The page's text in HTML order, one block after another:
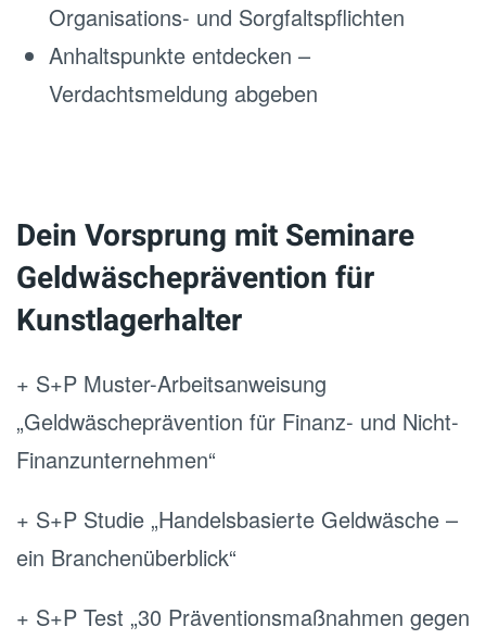
Organisations- und Sorgfaltspflichten
Anhaltspunkte entdecken –
Verdachtsmeldung abgeben
Dein Vorsprung mit Seminare
Geldwäscheprävention für
Kunstlagerhalter
+ S+P Muster-Arbeitsanweisung
„Geldwäscheprävention für Finanz- und Nicht-
Finanzunternehmen“
+ S+P Studie „Handelsbasierte Geldwäsche –
ein Branchenüberblick“
+ S+P Test „30 Präventionsmaßnahmen gegen